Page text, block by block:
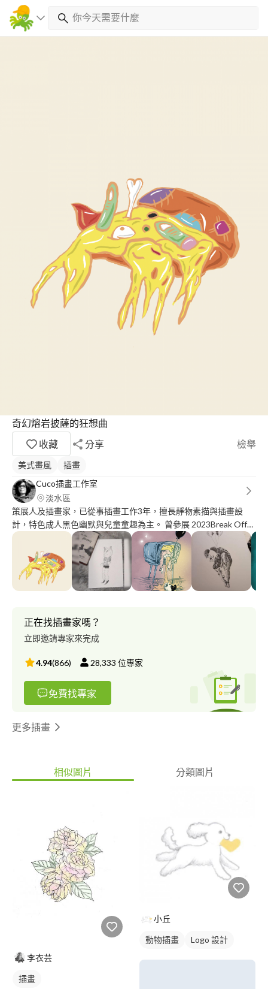
奇幻熔岩披薩的狂想曲
收藏
分享 檢舉
美式畫風
插畫
Cuco插畫工作室
淡水區
策展人及插畫家，已從事插畫工作3年，擅長靜物素描與插畫設
計，特色成人黑色幽默與兒童童趣為主。 曾參展 2023Break Off
台中藝術書展 2023草率季 2022混種實驗24H Radio 插畫貼紙創作
展 2022濕地GYM肌汗市集 2021春季當代藝術沙龍 2020台北插畫
藝術節 設計過的案子包含: 衣服插畫/刺青插畫/繪本插圖/ 音樂單曲
封面/科普插圖等 創作方式包含手繪與電繪。
正在找插畫家嗎？
立即邀請專家來完成
4.94(866) 28,333 位專家
免費找專家
更多插畫
相似圖片 分類圖片
李衣芸
插畫
小丘
動物插畫 Logo 設計